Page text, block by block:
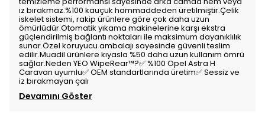
iz bırakmaz.%100 kauçuk hammaddeden üretilmiştir.Çelik
iskelet sistemi, rakip ürünlere göre çok daha uzun
ömürlüdür.Otomatik yıkama makinelerine karşı ekstra
güçlendirilmiş bağlantı noktaları ile maksimum dayanıklılık
sunar.Özel koruyucu ambalajı sayesinde güvenli teslim
edilir.Muadil ürünlere kıyasla %50 daha uzun kullanım ömrü
sağlar.Neden YEO WipeRear™️?✅ %100 Opel Astra H
Caravan uyumlu✅ OEM standartlarında üretim✅ Sessiz ve
iz bırakmayan çalı
Devamını Göster